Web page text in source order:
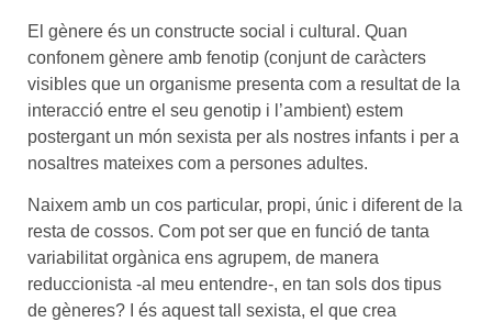
El gènere és un constructe social i cultural. Quan
confonem gènere amb fenotip (conjunt de caràcters
visibles que un organisme presenta com a resultat de la
interacció entre el seu genotip i l’ambient) estem
postergant un món sexista per als nostres infants i per a
nosaltres mateixes com a persones adultes.
Naixem amb un cos particular, propi, únic i diferent de la
resta de cossos. Com pot ser que en funció de tanta
variabilitat orgànica ens agrupem, de manera
reduccionista -al meu entendre-, en tan sols dos tipus
de gèneres? I és aquest tall sexista, el que crea